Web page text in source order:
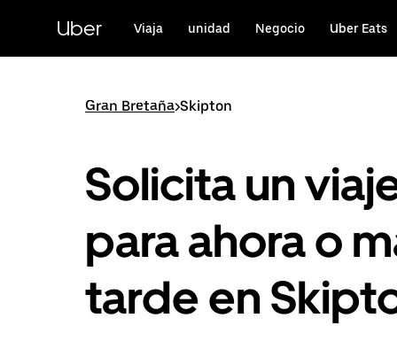
contenido
principal
Uber Viaja unidad Negocio Uber Eats
Gran Bretaña>Skipton
Solicita un
para ahora o
tarde en